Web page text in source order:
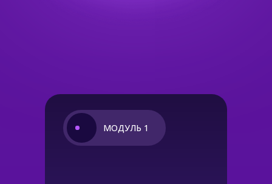
МОДУЛЬ 1